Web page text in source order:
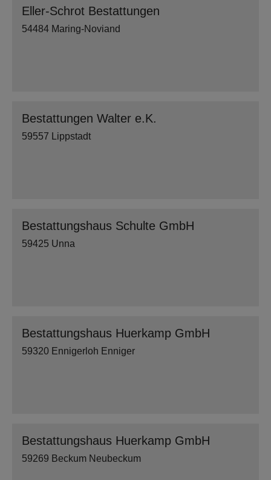
Eller-Schrot Bestattungen
54484 Maring-Noviand
Bestattungen Walter e.K.
59557 Lippstadt
Bestattungshaus Schulte GmbH
59425 Unna
Bestattungshaus Huerkamp GmbH
59320 Ennigerloh Enniger
Bestattungshaus Huerkamp GmbH
59269 Beckum Neubeckum